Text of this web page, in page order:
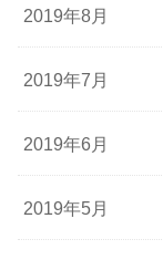
2019年8月
2019年7月
2019年6月
2019年5月